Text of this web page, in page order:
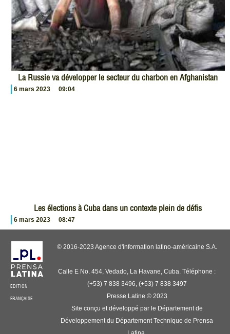
La Russie va développer le secteur du charbon en Afghanistan
6 mars 2023 09:04
Les élections à Cuba dans un contexte plein de défis
6 mars 2023 08:47
ÉDITION
FRANÇAISE
© 2016-2023 Agence d'information latino-américaine S.A.
Calle E No. 454, Vedado, La Havane, Cuba. Téléphone :
(+53) 7 838 3496, (+53) 7 838 3497
Presse Latine © 2023
Site conçu et développé par le Département de
Développement du Département Technique de Prensa